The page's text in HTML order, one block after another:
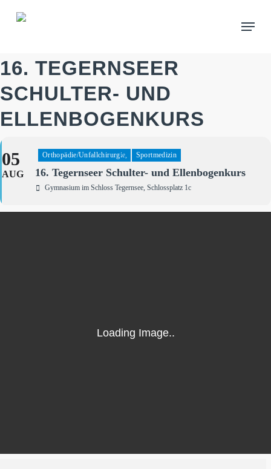
content
Menu
16. TEGERNSEER
SCHULTER- UND
ELLENBOGENKURS
05
AUG
Orthopädie/Unfallchirurgie, Sportmedizin
16. Tegernseer Schulter- und Ellenbogenkurs
Gymnasium im Schloss Tegernsee, Schlossplatz 1c